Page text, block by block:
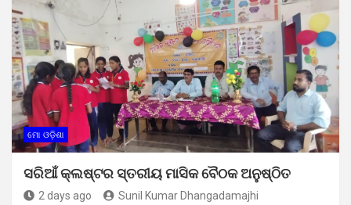
ମୋ ଓଡ଼ିଶା
ସରିଆଁ କ୍ଲଷ୍ଟର ସ୍ତରୀୟ ମାସିକ ବୈଠକ ଅନୁଷ୍ଠିତ
2 days ago Sunil Kumar Dhangadamajhi